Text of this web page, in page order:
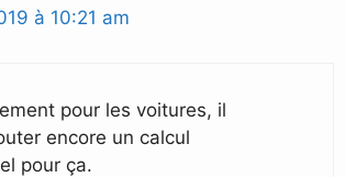
à 10:21 am
pour les voitures, il
encore un calcul
pour ça.